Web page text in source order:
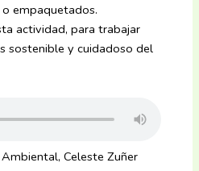
empaquetados.
actividad, para trabajar
sostenible y cuidadoso del
Celeste Zuñer